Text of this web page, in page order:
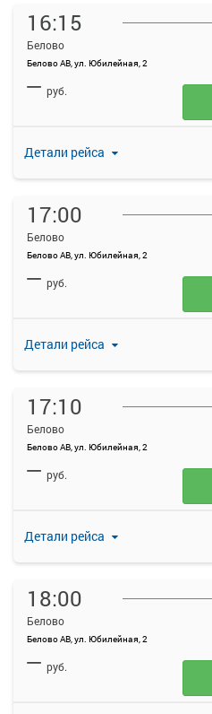
16:15
Белово
Белово АВ, ул. Юбилейная, 2
Детали рейса
— руб.
17:00
Белово
Белово АВ, ул. Юбилейная, 2
Детали рейса
— руб.
17:10
Белово
Белово АВ, ул. Юбилейная, 2
Детали рейса
— руб.
18:00
Белово
Белово АВ, ул. Юбилейная, 2
— руб.